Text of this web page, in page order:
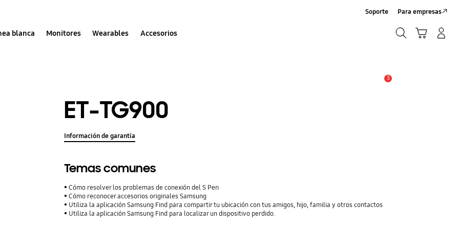
blanca Monitores Wearables Accesorios
Soporte Para empresas
3
ET-TG900
Información de garantía
Temas comunes
Cómo resolver los problemas de conexión del S Pen
Cómo reconocer accesorios originales Samsung
Utiliza la aplicación Samsung Find para compartir tu ubicación con tus amigos, hijo, familia y otros contactos
Utiliza la aplicación Samsung Find para localizar un dispositivo perdido.